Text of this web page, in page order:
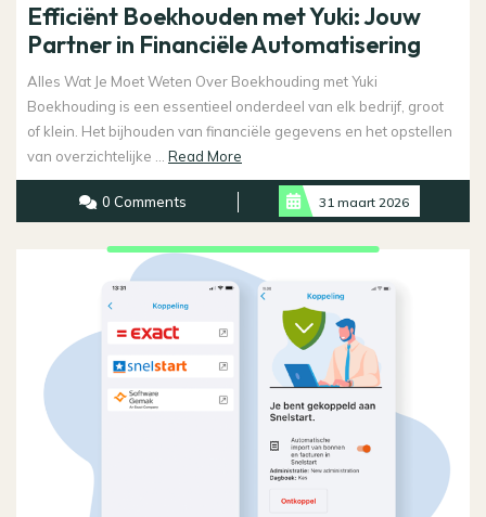
Efficiënt Boekhouden met Yuki: Jouw
Partner in Financiële Automatisering
Alles Wat Je Moet Weten Over Boekhouding met Yuki
Boekhouding is een essentieel onderdeel van elk bedrijf, groot
of klein. Het bijhouden van financiële gegevens en het opstellen
van overzichtelijke ... Read More
More
0 Comments
31 maart 2026